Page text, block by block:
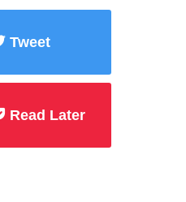
Tweet
Read Later